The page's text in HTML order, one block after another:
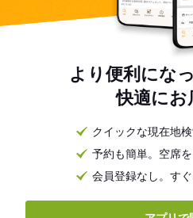
より便利にな
快適にお
クイックな現在地
予約も簡単。空席
会員登録なし。す